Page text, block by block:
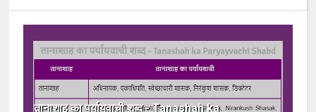
तानाशाह का पर्यायवाची शब्द - Tanashah ka